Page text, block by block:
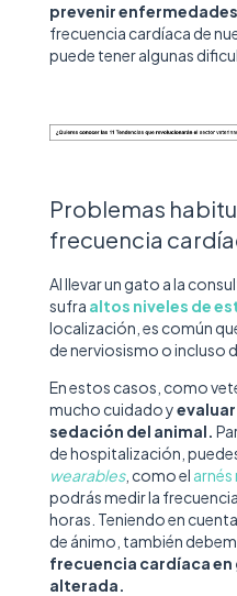
prevenir
frecuencia cardíaca de
puede tener algunas
Problemas
frecuencia
Al llevar un gato a la
sufra altos niveles de
localización, es común
de nerviosismo o incluso
En estos casos, como
mucho cuidado yevaluar
sedación del animal.
de hospitalización,
wearables, como el
podrás medir la
horas. Teniendo en
de ánimo, también
frecuencia cardíaca en
alterada.